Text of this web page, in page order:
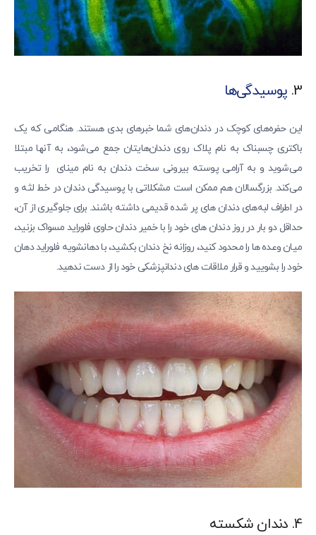
3. پوسیدگی‌ها
این حفره‌های کوچک در دندان‌های شما خبرهای بدی هستند. هنگامی که یک
باکتری چسبناک به نام پلاک روی دندان‌هایتان جمع می‌شود، به آنها مبتلا
می‌شوید و به آرامی پوسته بیرونی سخت دندان به نام مینای را تخریب
می‌کند. بزرگسالان هم ممکن است مشکلاتی با پوسیدگی دندان در خط لثه و
در اطراف لبه‌های دندان های پر شده قدیمی داشته باشند. برای جلوگیری از آن،
حداقل دو بار در روز دندان های خود را با خمیر دندان حاوی فلوراید مسواک بزنید،
میان وعده ها را محدود کنید، روزانه نخ دندان بکشید، با دهانشویه فلوراید دهان
خود را بشویید و قرار ملاقات های دندانپزشکی خود را از دست ندهید.
4. دندان شکسته